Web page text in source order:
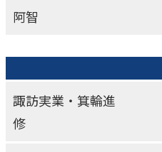
阿智
諏訪実業・箕輪進
修